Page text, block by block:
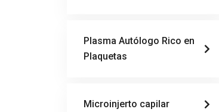
Plasma Autólogo Rico en
Plaquetas
Microinjerto capilar